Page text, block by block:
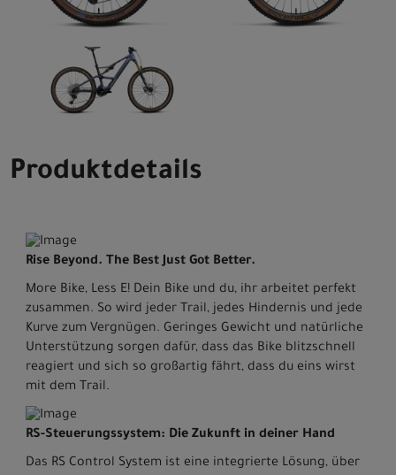
Produktdetails
Rise Beyond. The Best Just Got Better.
More Bike, Less E! Dein Bike und du, ihr arbeitet perfekt
zusammen. So wird jeder Trail, jedes Hindernis und jede
Kurve zum Vergnügen. Geringes Gewicht und natürliche
Unterstützung sorgen dafür, dass das Bike blitzschnell
reagiert und sich so großartig fährt, dass du eins wirst
mit dem Trail.
RS-Steuerungssystem: Die Zukunft in deiner Hand
Das RS Control System ist eine integrierte Lösung, über